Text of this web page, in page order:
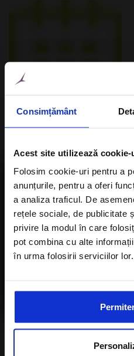
Consimțământ
Acest site utilizează cookie-
Folosim cookie-uri pentru a
anunțurile, pentru a oferi
a analiza traficul. De
rețele sociale, de publicitate
privire la modul în care
pot combina cu alte
în urma folosirii serviciilor lor.
SEJUR – 7 NOPTI
mic dejun inclus
Citeste mai mult
De la1,300€ /persoana
Adaugă în coș
Contact
Strada Brezoianu Ion nr.